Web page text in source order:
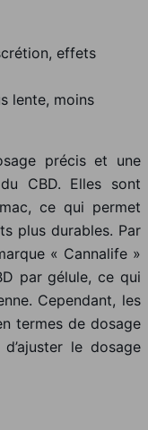
effets
lente, moins
précis et une
CBD. Elles sont
ce qui permet
plus durables. Par
« Cannalife »
par gélule, ce qui
Cependant, les
termes de dosage
le dosage